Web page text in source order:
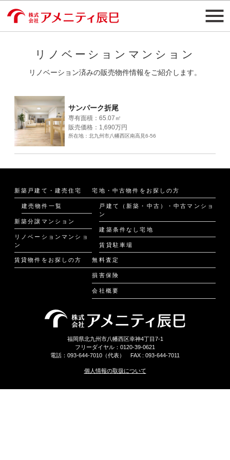
リノベーションマンション
リノベーション済みの販売物件情報をご紹介します。
サンパーク折尾
専有面積：65.07㎡
販売価格：1,690万円
所在地：北九州市八幡西区南高見6-56
新築戸建て・建売住宅
建売物件一覧
新築分譲マンション
リノベーションマンショ
ン
賃貸物件をお探しの方
宅地・中古物件をお探しの方
戸建て（新築・中古）・中古マンショ
ン
建築条件なし宅地
賃貸駐車場
無料査定
損害保険
会社概要
福岡県北九州市八幡西区幸神4丁目7-1
フリーダイヤル：0120-39-0621
電話：093-644-7010（代表） FAX : 093-644-7011
個人情報の取扱について